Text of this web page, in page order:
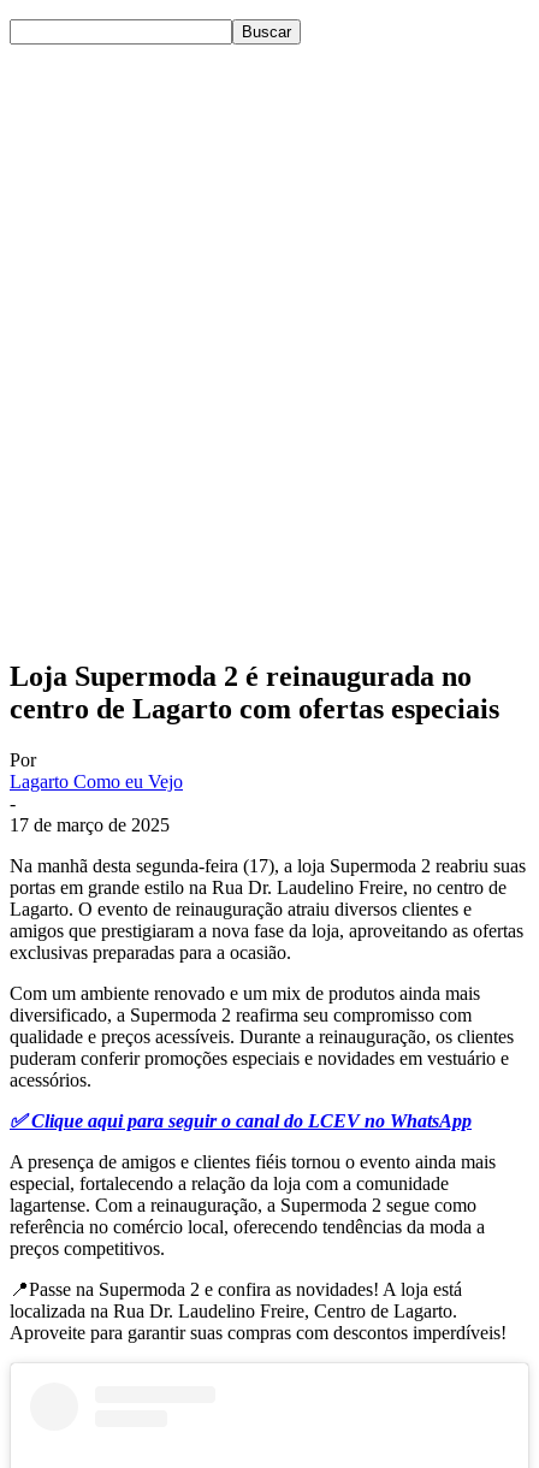
Loja Supermoda 2 é reinaugurada no
centro de Lagarto com ofertas especiais
Por
Lagarto Como eu Vejo
-
17 de março de 2025
Na manhã desta segunda-feira (17), a loja Supermoda 2 reabriu suas
portas em grande estilo na Rua Dr. Laudelino Freire, no centro de
Lagarto. O evento de reinauguração atraiu diversos clientes e
amigos que prestigiaram a nova fase da loja, aproveitando as ofertas
exclusivas preparadas para a ocasião.
Com um ambiente renovado e um mix de produtos ainda mais
diversificado, a Supermoda 2 reafirma seu compromisso com
qualidade e preços acessíveis. Durante a reinauguração, os clientes
puderam conferir promoções especiais e novidades em vestuário e
acessórios.
✅ Clique aqui para seguir o canal do LCEV no WhatsApp
A presença de amigos e clientes fiéis tornou o evento ainda mais
especial, fortalecendo a relação da loja com a comunidade
lagartense. Com a reinauguração, a Supermoda 2 segue como
referência no comércio local, oferecendo tendências da moda a
preços competitivos.
📍Passe na Supermoda 2 e confira as novidades! A loja está
localizada na Rua Dr. Laudelino Freire, Centro de Lagarto.
Aproveite para garantir suas compras com descontos imperdíveis!